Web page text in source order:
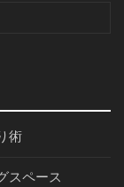
術
スペース